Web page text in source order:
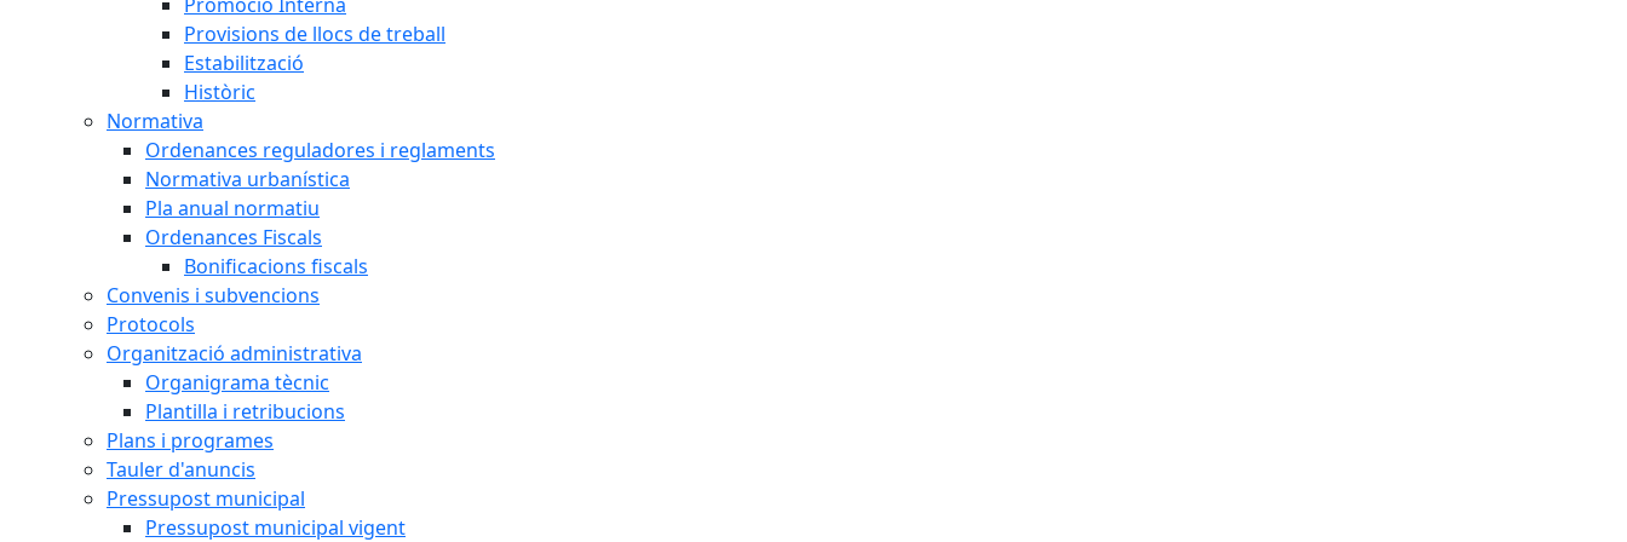
Provisions de llocs de treball
Estabilització
Històric
Normativa
Ordenances reguladores i reglaments
Normativa urbanística
Pla anual normatiu
Ordenances Fiscals
Bonificacions fiscals
Convenis i subvencions
Protocols
Organització administrativa
Organigrama tècnic
Plantilla i retribucions
Plans i programes
Tauler d'anuncis
Pressupost municipal
Pressupost municipal vigent